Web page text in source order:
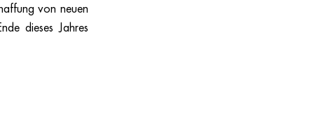
von neuen
dieses Jahres